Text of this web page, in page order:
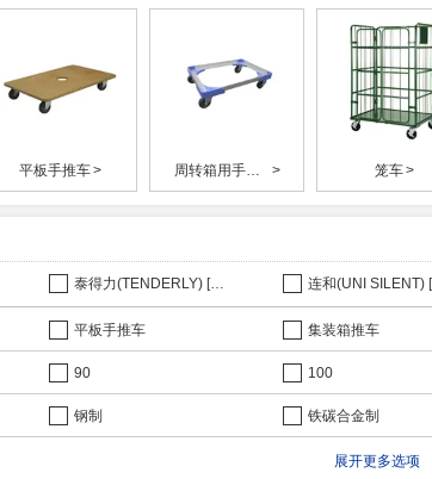
平板手推车> 周转箱用手推车 > 笼车>
泰得力(TENDERLY) [中国](51)
平板手推车 集装箱推车
90 100
钢制 铁碳合金制
展开更多选项